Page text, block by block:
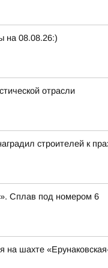
на 08.08.26:)
отрасли
строителей к
Сплав под номером 6
на шахте